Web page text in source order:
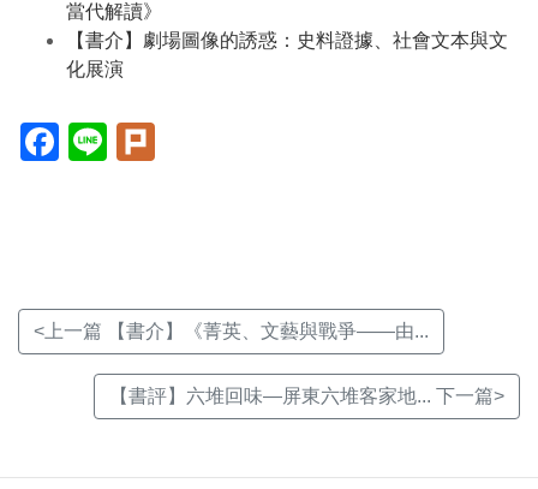
當代解讀》
【書介】劇場圖像的誘惑：史料證據、社會文本與文
化展演
Facebook(另
開
Line(另
開
<上一篇 【書介】《菁英、文藝與戰爭——由...
【書評】六堆回味—屏東六堆客家地... 下一篇>